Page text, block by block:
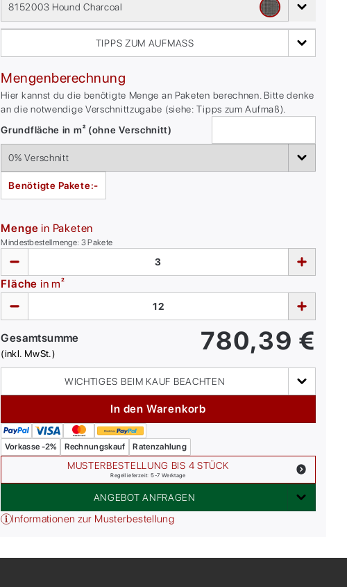
8152003 Hound Charcoal
TIPPS ZUM AUFMASS
Mengenberechnung
Hier kannst du die benötigte Menge an Paketen berechnen. Bitte denke
an die notwendige Verschnittzugabe (siehe: Tipps zum Aufmaß).
Grundfläche in m² (ohne Verschnitt)
Benötigte Pakete:-
Menge in Paketen
Mindestbestellmenge: 3Pakete
Fläche in m²
Gesamtsumme
(inkl. MwSt.) 780,39 €
WICHTIGES BEIM KAUF BEACHTEN
In den Warenkorb
Vorkasse -2% Rechnungskauf Ratenzahlung
MUSTERBESTELLUNG BIS 4 STÜCK
Regellieferzeit: 5-7 Werktage
ANGEBOT ANFRAGEN
Informationen zur Musterbestellung